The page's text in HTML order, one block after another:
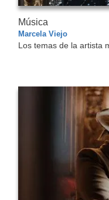
Música
Marcela Viejo
Los temas de la artista